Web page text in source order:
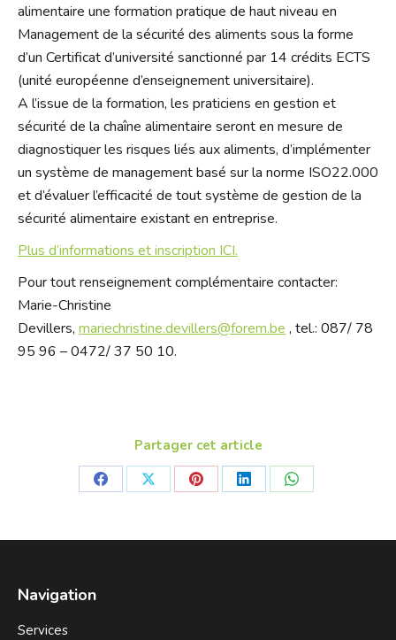
alimentaire une formation pratique de haut niveau en
Management de la sécurité des aliments sous la forme
d’un Certificat d’université sanctionné par 14 crédits ECTS
(unité européenne d’enseignement universitaire).
A l’issue de la formation, les praticiens en gestion et
sécurité de la chaîne alimentaire seront en mesure de
diagnostiquer les risques liés aux aliments, d’implémenter
un système de management basé sur la norme ISO22.000
et d’évaluer l’efficacité de tout système de gestion de la
sécurité alimentaire existant en entreprise.
Plus d’informations et inscription ICI.
Pour tout renseignement complémentaire contacter:
Marie-Christine
Devillers, mariechristine.devillers@forem.be , tel.: 087/ 78
95 96 – 0472/ 37 50 10.
Partager cet article
Share
Facebook
Share
X
Share
Pinterest
Share
LinkedIn
Share
WhatsApp
Navigation
Services